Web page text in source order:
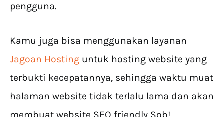
pengguna.
Kamu juga bisa menggunakan layanan
Jagoan Hosting untuk hosting website yang
terbukti kecepatannya, sehingga waktu muat
halaman website tidak terlalu lama dan akan